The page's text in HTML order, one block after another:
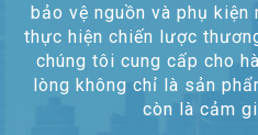
bảo vệ nguồn và phụ kiện
thực hiện chiến lược
chúng tôi cung cấp cho
lòng không chỉ là sản
còn là cảm